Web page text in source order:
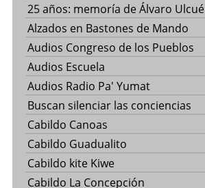
25 años: memoría de Álvaro Ulcué
Alzados en Bastones de Mando
Audios Congreso de los Pueblos
Audios Escuela
Audios Radio Pa' Yumat
Buscan silenciar las conciencias
Cabildo Canoas
Cabildo Guadualito
Cabildo kite Kiwe
Cabildo La Concepción